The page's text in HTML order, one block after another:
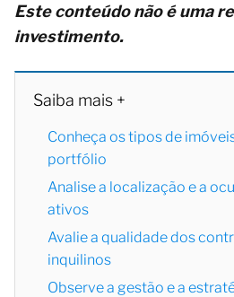
Este conteúdo não é uma
investimento.
Saiba mais +
Conheça os tipos de
portfólio
Analise a localização e a
ativos
Avalie a qualidade dos
inquilinos
Observe a gestão e a